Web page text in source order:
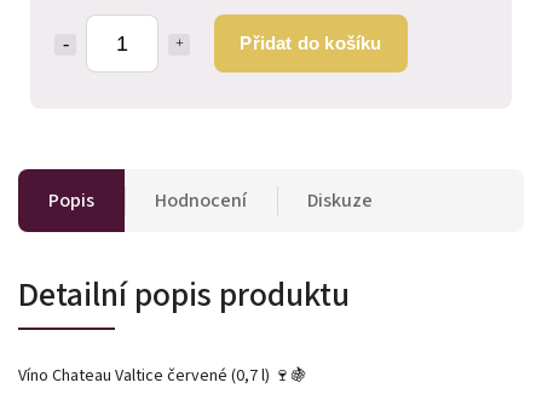
Přidat do košíku
Popis Hodnocení Diskuze
Detailní popis produktu
Víno Chateau Valtice červené (0,7 l) 🍷🍇